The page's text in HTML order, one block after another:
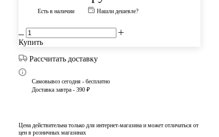
Есть в наличии Нашли дешевле?
Купить
Рассчитать доставку
Самовывоз сегодня - бесплатно
Доставка завтра - 390 ₽
Цена действительна только для интернет-магазина и может отличаться от
цен в розничных магазинах